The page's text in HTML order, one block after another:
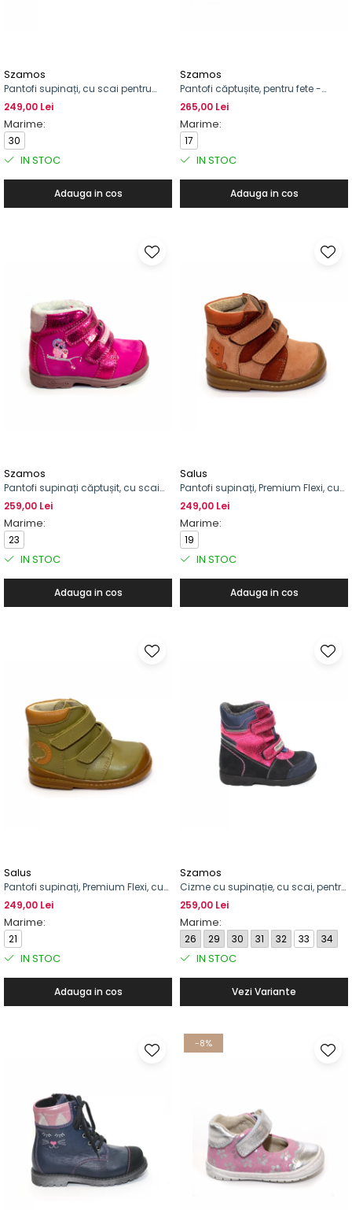
Szamos
Pantofi supinați, cu scai pentru
fete, model cu inimioară
249,00 Lei
Marime:
30
IN STOC
Adauga in cos
Szamos
Pantofi căptușite, pentru fete -
Primii pași
265,00 Lei
Marime:
17
IN STOC
Adauga in cos
Szamos
Pantofi supinați căptușit, cu scai
pentru fete, cu model de bufniță
259,00 Lei
Marime:
23
IN STOC
Adauga in cos
Salus
Pantofi supinați, Premium Flexi, cu
scai, pentru băieți
249,00 Lei
Marime:
19
IN STOC
Adauga in cos
Salus
Pantofi supinați, Premium Flexi, cu
scai, pentru băieți
249,00 Lei
Marime:
21
IN STOC
Adauga in cos
Szamos
Cizme cu supinație, cu scai, pentru
fete
259,00 Lei
Marime:
26 29 30 31 32 33 34
IN STOC
Vezi Variante
-8%